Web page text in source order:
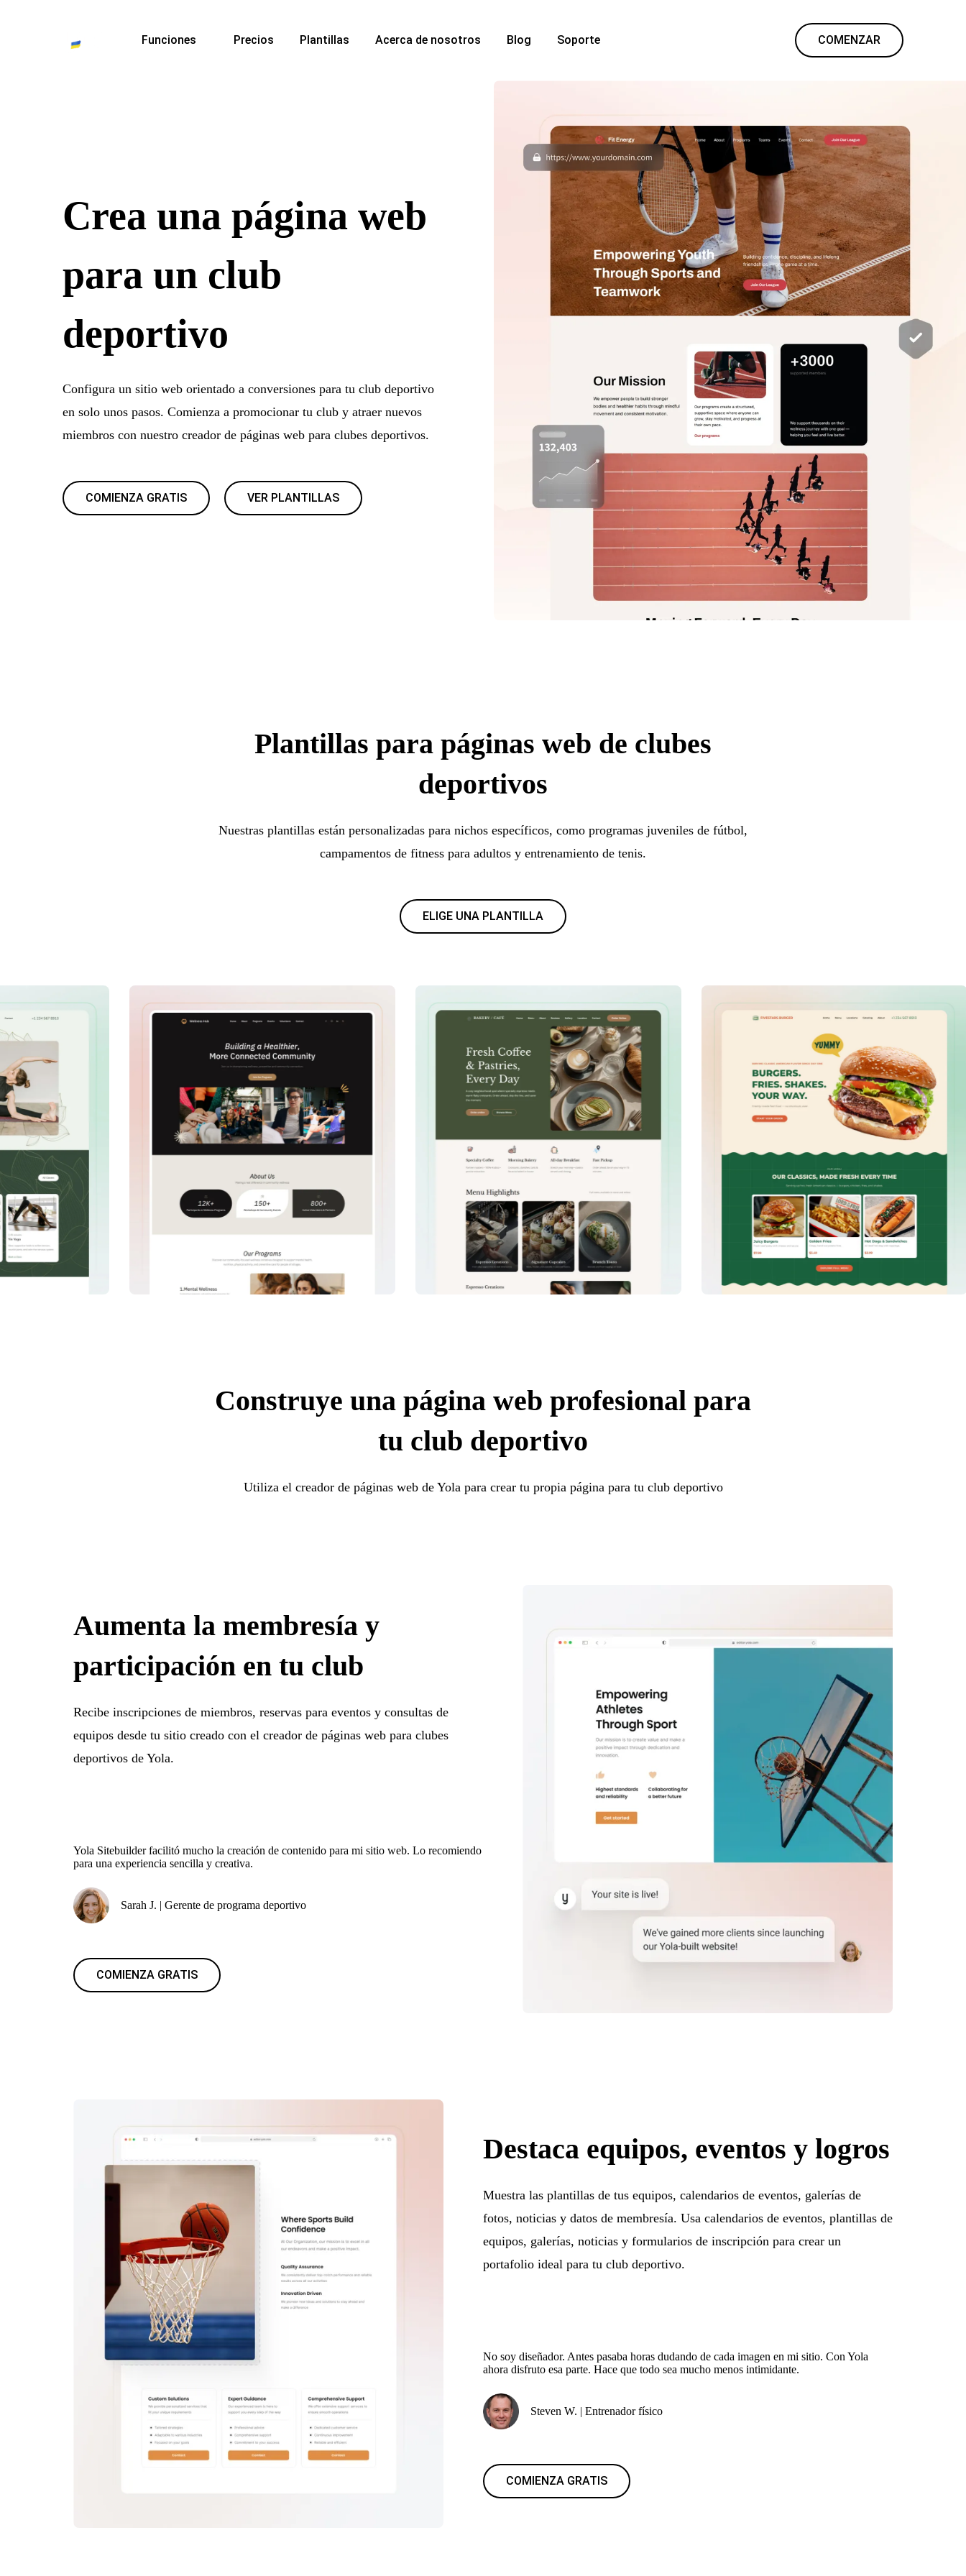
Funciones Precios Plantillas Acerca de nosotros Blog Soporte COMENZAR
Crea una página web
para un club
deportivo
Configura un sitio web orientado a conversiones para tu club deportivo
en solo unos pasos. Comienza a promocionar tu club y atraer nuevos
miembros con nuestro creador de páginas web para clubes deportivos.
COMIENZA GRATIS VER PLANTILLAS
Plantillas para páginas web de clubes
deportivos
Nuestras plantillas están personalizadas para nichos específicos, como programas juveniles de fútbol,
campamentos de fitness para adultos y entrenamiento de tenis.
ELIGE UNA PLANTILLA
Construye una página web profesional para
tu club deportivo
Utiliza el creador de páginas web de Yola para crear tu propia página para tu club deportivo
Aumenta la membresía y
participación en tu club
Recibe inscripciones de miembros, reservas para eventos y consultas de
equipos desde tu sitio creado con el creador de páginas web para clubes
deportivos de Yola.
Yola Sitebuilder facilitó mucho la creación de contenido para mi sitio web. Lo recomiendo
para una experiencia sencilla y creativa.
Sarah J. | Gerente de programa deportivo
COMIENZA GRATIS
Destaca equipos, eventos y logros
Muestra las plantillas de tus equipos, calendarios de eventos, galerías de
fotos, noticias y datos de membresía. Usa calendarios de eventos, plantillas de
equipos, galerías, noticias y formularios de inscripción para crear un
portafolio ideal para tu club deportivo.
No soy diseñador. Antes pasaba horas dudando de cada imagen en mi sitio. Con Yola
ahora disfruto esa parte. Hace que todo sea mucho menos intimidante.
Steven W. | Entrenador físico
COMIENZA GRATIS